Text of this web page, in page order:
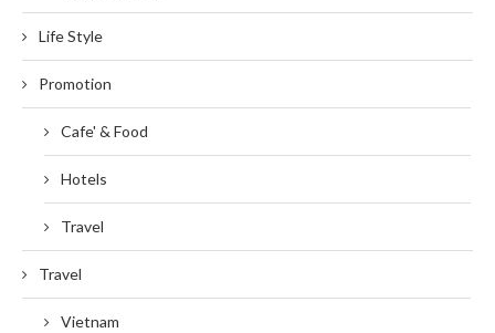
Life Style
Promotion
Cafe' & Food
Hotels
Travel
Travel
Vietnam